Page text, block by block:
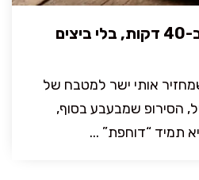
עוגת סולת ממכרת ב-40 דקות, בלי ביצים
אותי ישר למטבח של
הסירופ שמבעבע בסוף,
תמיד “דוחפת” ...